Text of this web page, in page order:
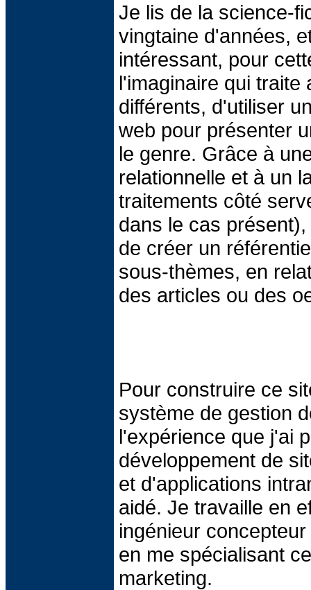
Je lis de la science-
vingtaine d'années,
intéressant, pour
l'imaginaire qui traite
différents, d'utiliser
web pour présenter
le genre. Grâce à
relationnelle et à un
traitements côté
dans le cas
de créer un
sous-thèmes, en
des articles ou des
Pour construire ce
système de gestion
l'expérience que j'ai
développement de
et d'applications
aidé. Je travaille en
ingénieur
en me spécialisant
marketing.